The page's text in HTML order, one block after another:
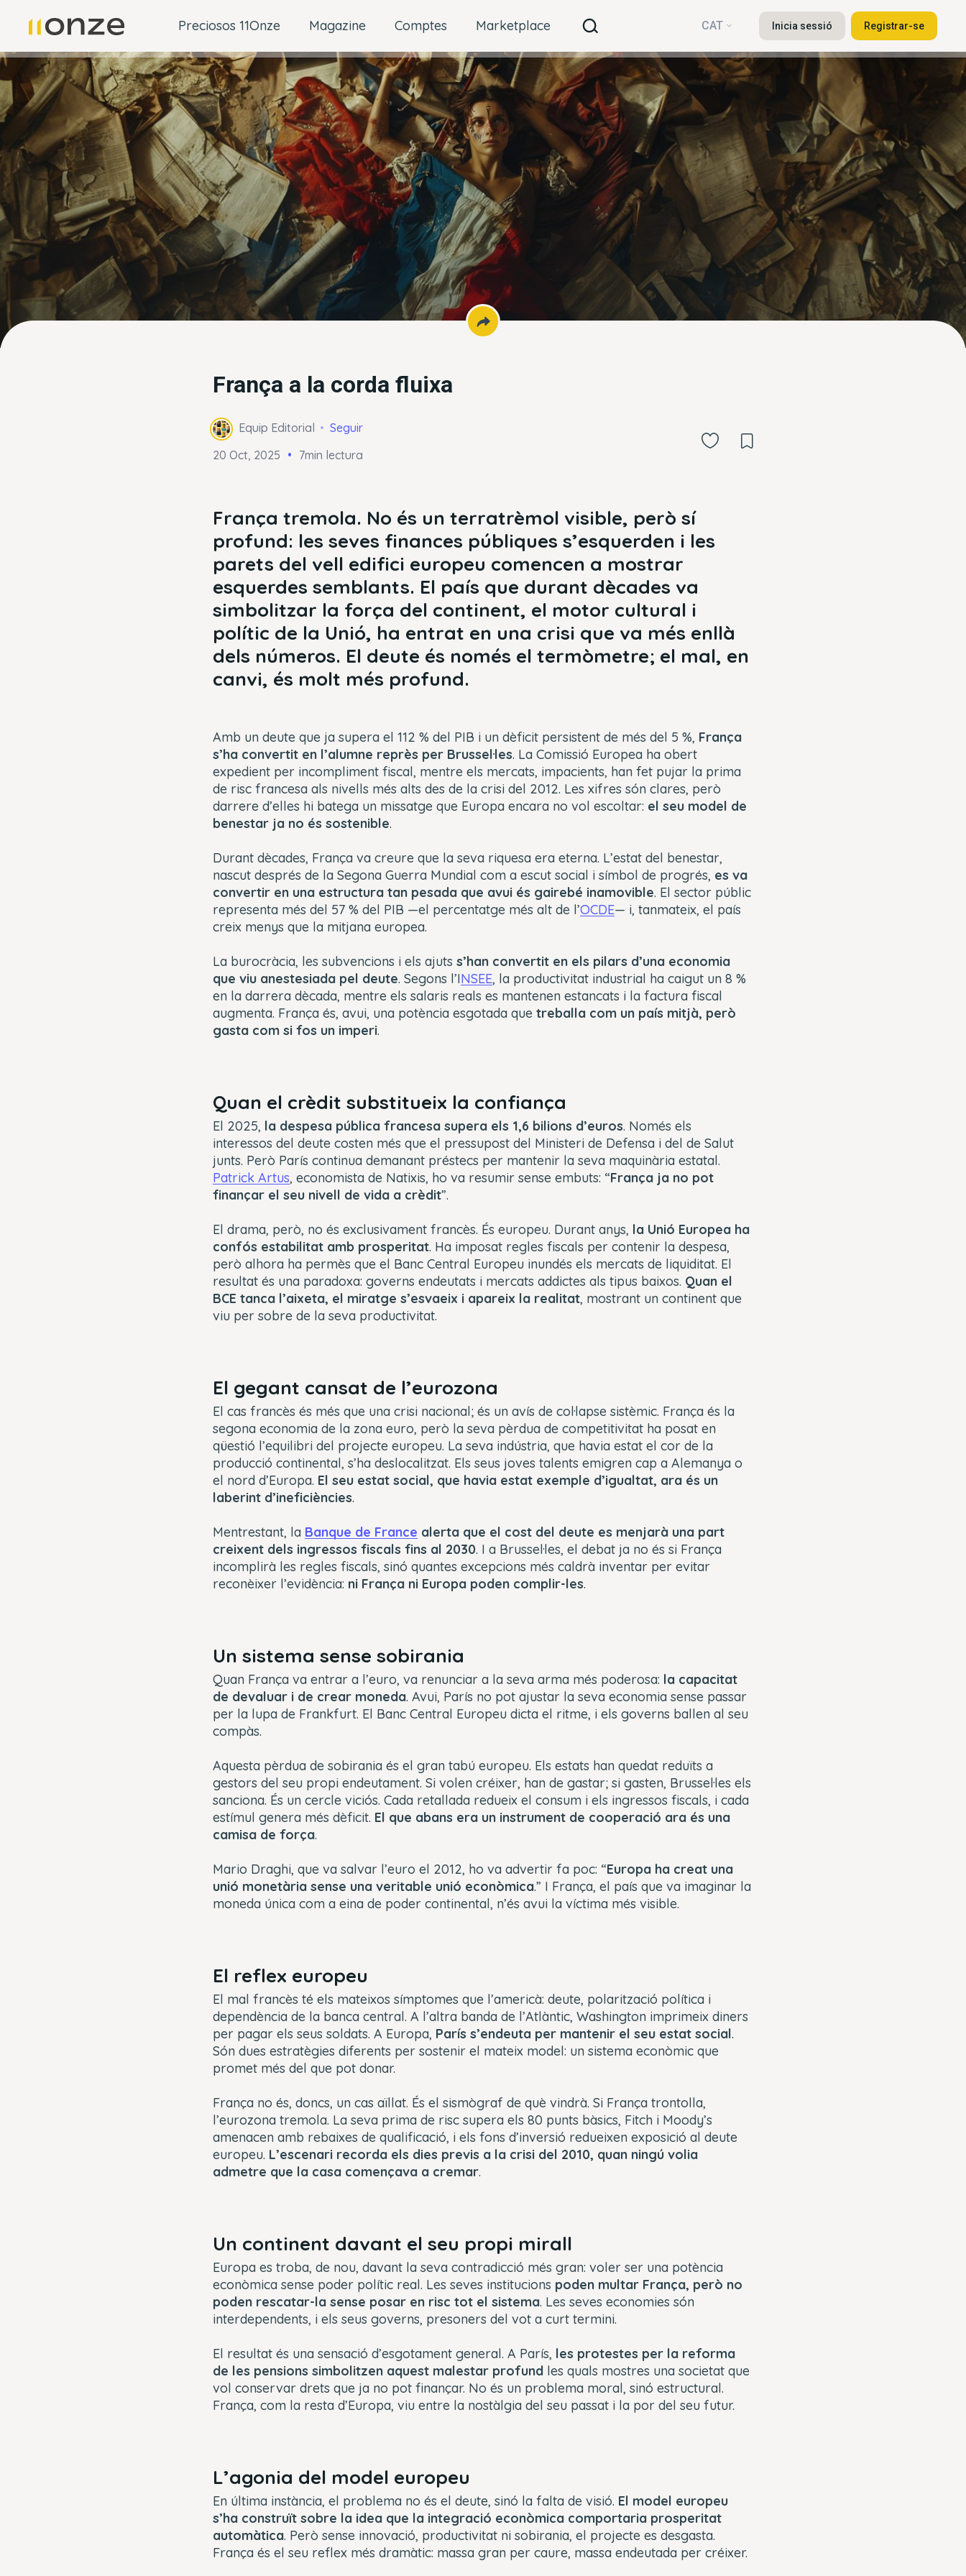
Preciosos 11Onze Magazine Comptes Marketplace CAT Inicia sessió Registrar-se
França a la corda fluixa
Equip Editorial
Seguir
20 Oct, 2025
7min lectura
França tremola. No és un terratrèmol visible, però sí
profund: les seves finances públiques s’esquerden i les
parets del vell edifici europeu comencen a mostrar
esquerdes semblants. El país que durant dècades va
simbolitzar la força del continent, el motor cultural i
polític de la Unió, ha entrat en una crisi que va més enllà
dels números. El deute és només el termòmetre; el mal, en
canvi, és molt més profund.
Amb un deute que ja supera el 112 % del PIB i un dèficit persistent de més del 5 %, França
s’ha convertit en l’alumne reprès per Brussel·les. La Comissió Europea ha obert
expedient per incompliment fiscal, mentre els mercats, impacients, han fet pujar la prima
de risc francesa als nivells més alts des de la crisi del 2012. Les xifres són clares, però
darrere d’elles hi batega un missatge que Europa encara no vol escoltar: el seu model de
benestar ja no és sostenible.
Durant dècades, França va creure que la seva riquesa era eterna. L’estat del benestar,
nascut després de la Segona Guerra Mundial com a escut social i símbol de progrés, es va
convertir en una estructura tan pesada que avui és gairebé inamovible. El sector públic
representa més del 57 % del PIB —el percentatge més alt de l’OCDE— i, tanmateix, el país
creix menys que la mitjana europea.
La burocràcia, les subvencions i els ajuts s’han convertit en els pilars d’una economia
que viu anestesiada pel deute. Segons l’INSEE, la productivitat industrial ha caigut un 8 %
en la darrera dècada, mentre els salaris reals es mantenen estancats i la factura fiscal
augmenta. França és, avui, una potència esgotada que treballa com un país mitjà, però
gasta com si fos un imperi.
Quan el crèdit substitueix la confiança
El 2025, la despesa pública francesa supera els 1,6 bilions d’euros. Només els
interessos del deute costen més que el pressupost del Ministeri de Defensa i del de Salut
junts. Però París continua demanant préstecs per mantenir la seva maquinària estatal.
Patrick Artus, economista de Natixis, ho va resumir sense embuts: “França ja no pot
finançar el seu nivell de vida a crèdit”.
El drama, però, no és exclusivament francès. És europeu. Durant anys, la Unió Europea ha
confós estabilitat amb prosperitat. Ha imposat regles fiscals per contenir la despesa,
però alhora ha permès que el Banc Central Europeu inundés els mercats de liquiditat. El
resultat és una paradoxa: governs endeutats i mercats addictes als tipus baixos. Quan el
BCE tanca l’aixeta, el miratge s’esvaeix i apareix la realitat, mostrant un continent que
viu per sobre de la seva productivitat.
El gegant cansat de l’eurozona
El cas francès és més que una crisi nacional; és un avís de col·lapse sistèmic. França és la
segona economia de la zona euro, però la seva pèrdua de competitivitat ha posat en
qüestió l’equilibri del projecte europeu. La seva indústria, que havia estat el cor de la
producció continental, s’ha deslocalitzat. Els seus joves talents emigren cap a Alemanya o
el nord d’Europa. El seu estat social, que havia estat exemple d’igualtat, ara és un
laberint d’ineficiències.
Mentrestant, la Banque de France alerta que el cost del deute es menjarà una part
creixent dels ingressos fiscals fins al 2030. I a Brussel·les, el debat ja no és si França
incomplirà les regles fiscals, sinó quantes excepcions més caldrà inventar per evitar
reconèixer l’evidència: ni França ni Europa poden complir-les.
Un sistema sense sobirania
Quan França va entrar a l’euro, va renunciar a la seva arma més poderosa: la capacitat
de devaluar i de crear moneda. Avui, París no pot ajustar la seva economia sense passar
per la lupa de Frankfurt. El Banc Central Europeu dicta el ritme, i els governs ballen al seu
compàs.
Aquesta pèrdua de sobirania és el gran tabú europeu. Els estats han quedat reduïts a
gestors del seu propi endeutament. Si volen créixer, han de gastar; si gasten, Brussel·les els
sanciona. És un cercle viciós. Cada retallada redueix el consum i els ingressos fiscals, i cada
estímul genera més dèficit. El que abans era un instrument de cooperació ara és una
camisa de força.
Mario Draghi, que va salvar l’euro el 2012, ho va advertir fa poc: “Europa ha creat una
unió monetària sense una veritable unió econòmica.” I França, el país que va imaginar la
moneda única com a eina de poder continental, n’és avui la víctima més visible.
El reflex europeu
El mal francès té els mateixos símptomes que l’americà: deute, polarització política i
dependència de la banca central. A l’altra banda de l’Atlàntic, Washington imprimeix diners
per pagar els seus soldats. A Europa, París s’endeuta per mantenir el seu estat social.
Són dues estratègies diferents per sostenir el mateix model: un sistema econòmic que
promet més del que pot donar.
França no és, doncs, un cas aïllat. És el sismògraf de què vindrà. Si França trontolla,
l’eurozona tremola. La seva prima de risc supera els 80 punts bàsics, Fitch i Moody’s
amenacen amb rebaixes de qualificació, i els fons d’inversió redueixen exposició al deute
europeu. L’escenari recorda els dies previs a la crisi del 2010, quan ningú volia
admetre que la casa començava a cremar.
Un continent davant el seu propi mirall
Europa es troba, de nou, davant la seva contradicció més gran: voler ser una potència
econòmica sense poder polític real. Les seves institucions poden multar França, però no
poden rescatar-la sense posar en risc tot el sistema. Les seves economies són
interdependents, i els seus governs, presoners del vot a curt termini.
El resultat és una sensació d’esgotament general. A París, les protestes per la reforma
de les pensions simbolitzen aquest malestar profund les quals mostres una societat que
vol conservar drets que ja no pot finançar. No és un problema moral, sinó estructural.
França, com la resta d’Europa, viu entre la nostàlgia del seu passat i la por del seu futur.
L’agonia del model europeu
En última instància, el problema no és el deute, sinó la falta de visió. El model europeu
s’ha construït sobre la idea que la integració econòmica comportaria prosperitat
automàtica. Però sense innovació, productivitat ni sobirania, el projecte es desgasta.
França és el seu reflex més dramàtic: massa gran per caure, massa endeutada per créixer.